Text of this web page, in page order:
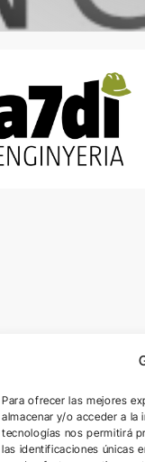
Para ofrecer las mejores
almacenar y/o acceder a
tecnologías nos permitirá
las identificaciones únicas